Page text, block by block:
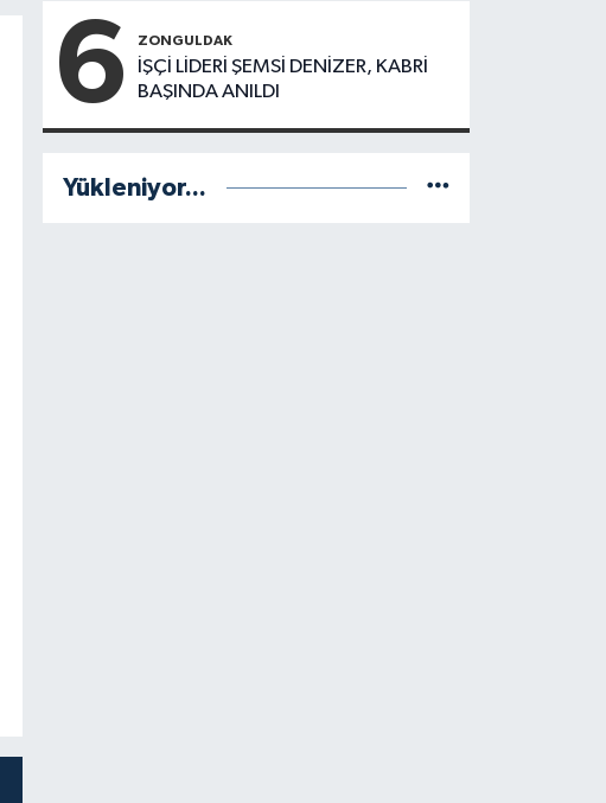
Yönetimde
Kimler Var?
6 ZONGULDAK
İŞÇİ LİDERİ ŞEMSİ DENİZER, KABRİ
BAŞINDA ANILDI
Yükleniyor...